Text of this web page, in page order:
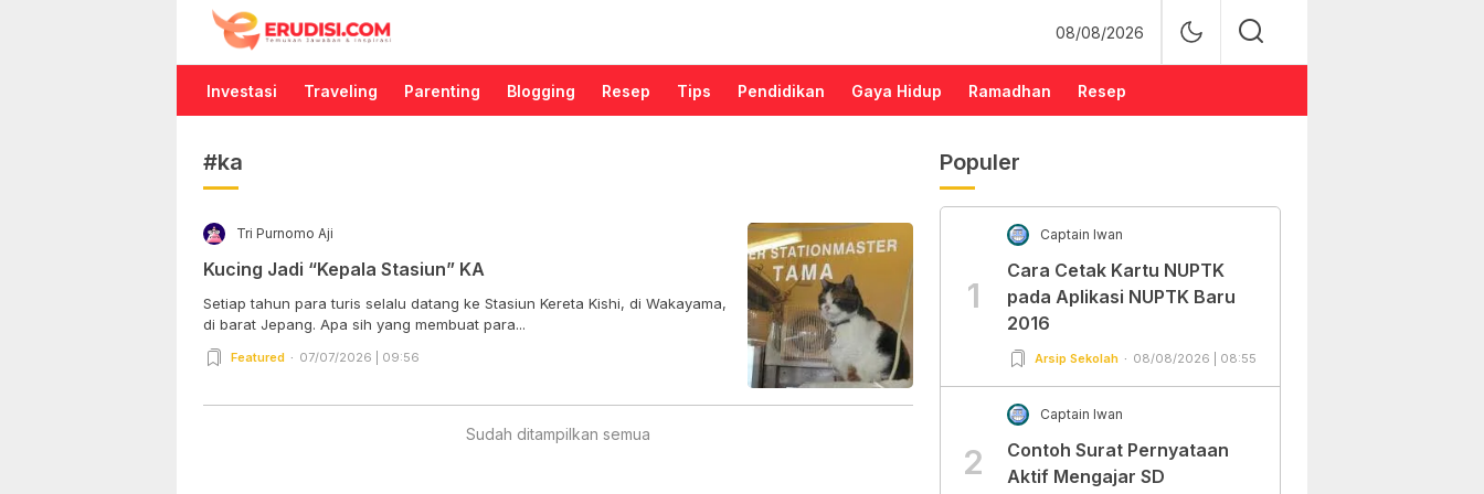
Erudisi
Temukan Jawaban dan Inspirasi
08/08/2026
Investasi Traveling Parenting Blogging Resep Tips Pendidikan Gaya Hidup Ramadhan Resep
#ka
Tri Purnomo Aji
Kucing Jadi “Kepala Stasiun” KA
Setiap tahun para turis selalu datang ke Stasiun Kereta Kishi, di Wakayama,
di barat Jepang. Apa sih yang membuat para...
Featured 07/07/2026 | 09:56
Sudah ditampilkan semua
Populer
1
Captain Iwan
Cara Cetak Kartu NUPTK
pada Aplikasi NUPTK Baru
2016
Arsip Sekolah 08/08/2026 | 08:55
2
Captain Iwan
Contoh Surat Pernyataan
Aktif Mengajar SD